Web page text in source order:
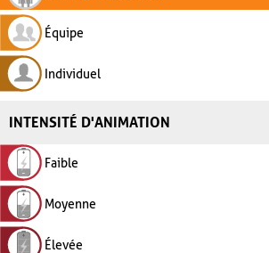
Équipe
Individuel
INTENSITÉ D'ANIMATION
Faible
Moyenne
Élevée